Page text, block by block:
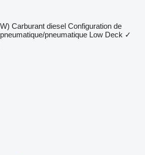
Carburant diesel Configuration de
pneumatique/pneumatique Low Deck ✓